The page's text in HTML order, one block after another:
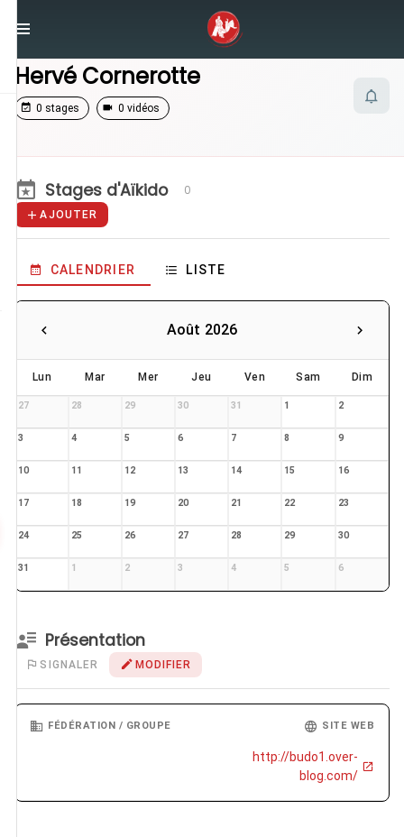
Hervé Cornerotte
Hervé Cornerotte
0 stages 0 vidéos
Stages d'Aïkido 0
AJOUTER
CALENDRIER LISTE
Août 2026
Lun Mar Mer Jeu Ven Sam Dim
27 28 29 30 31 1 2
3 4 5 6 7 8 9
10 11 12 13 14 15 16
17 18 19 20 21 22 23
24 25 26 27 28 29 30
31 1 2 3 4 5 6
Présentation
SIGNALER MODIFIER
FÉDÉRATION / GROUPE SITE WEB
http://budo1.over-
blog.com/